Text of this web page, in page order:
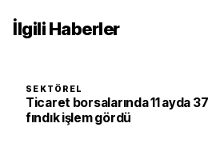
İlgili Haberler
SEKTÖREL
Ticaret borsalarında 11 ayda
fındık işlem gördü